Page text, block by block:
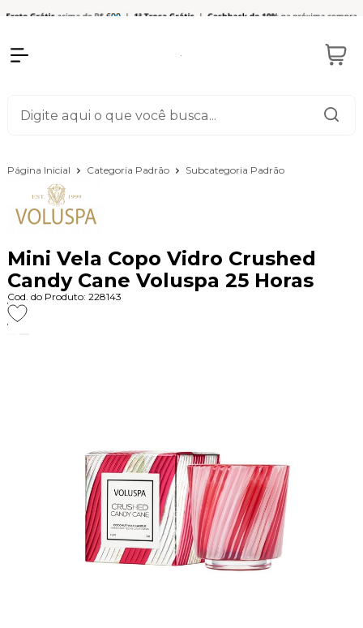
Página Inicial Categoria Padrão Subcategoria Padrão
Mini Vela Copo Vidro Crushed
Candy Cane Voluspa 25 Horas
Cod. do Produto: 228143